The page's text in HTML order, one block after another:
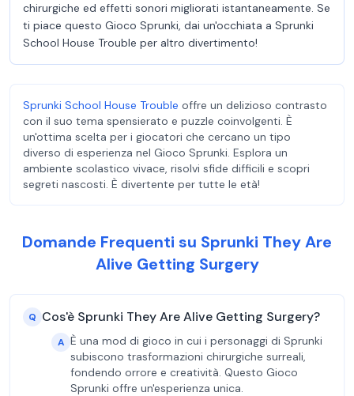
chirurgiche ed effetti sonori migliorati istantaneamente. Se
ti piace questo Gioco Sprunki, dai un'occhiata a Sprunki
School House Trouble per altro divertimento!
Sprunki School House Trouble offre un delizioso contrasto
con il suo tema spensierato e puzzle coinvolgenti. È
un'ottima scelta per i giocatori che cercano un tipo
diverso di esperienza nel Gioco Sprunki. Esplora un
ambiente scolastico vivace, risolvi sfide difficili e scopri
segreti nascosti. È divertente per tutte le età!
Domande Frequenti su Sprunki They Are
Alive Getting Surgery
Q Cos'è Sprunki They Are Alive Getting Surgery?
A È una mod di gioco in cui i personaggi di Sprunki
subiscono trasformazioni chirurgiche surreali,
fondendo orrore e creatività. Questo Gioco
Sprunki offre un'esperienza unica.